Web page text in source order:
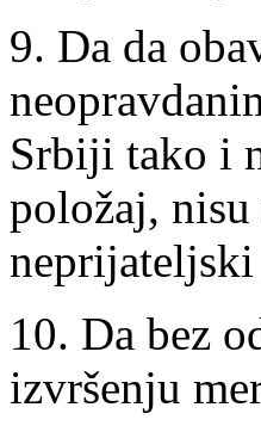
9. Da da
Srbiji tako i
položaj, nisu
10. Da bez
izvršenju